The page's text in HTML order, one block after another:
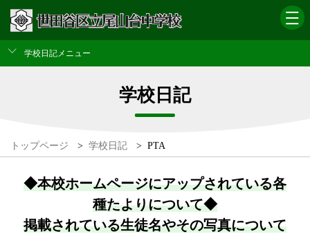
学校日記メニュー
学校日記
トップページ > 学校日記 > PTA
◆本校ホームページにアップされている各
種たよりについて◆
掲載されている生徒名やその写真について